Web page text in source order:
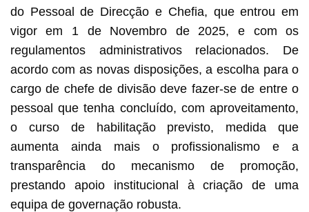
do Pessoal de Direcção e Chefia, que entrou em
vigor em 1 de Novembro de 2025, e com os
regulamentos administrativos relacionados. De
acordo com as novas disposições, a escolha para o
cargo de chefe de divisão deve fazer-se de entre o
pessoal que tenha concluído, com aproveitamento,
o curso de habilitação previsto, medida que
aumenta ainda mais o profissionalismo e a
transparência do mecanismo de promoção,
prestando apoio institucional à criação de uma
equipa de governação robusta.